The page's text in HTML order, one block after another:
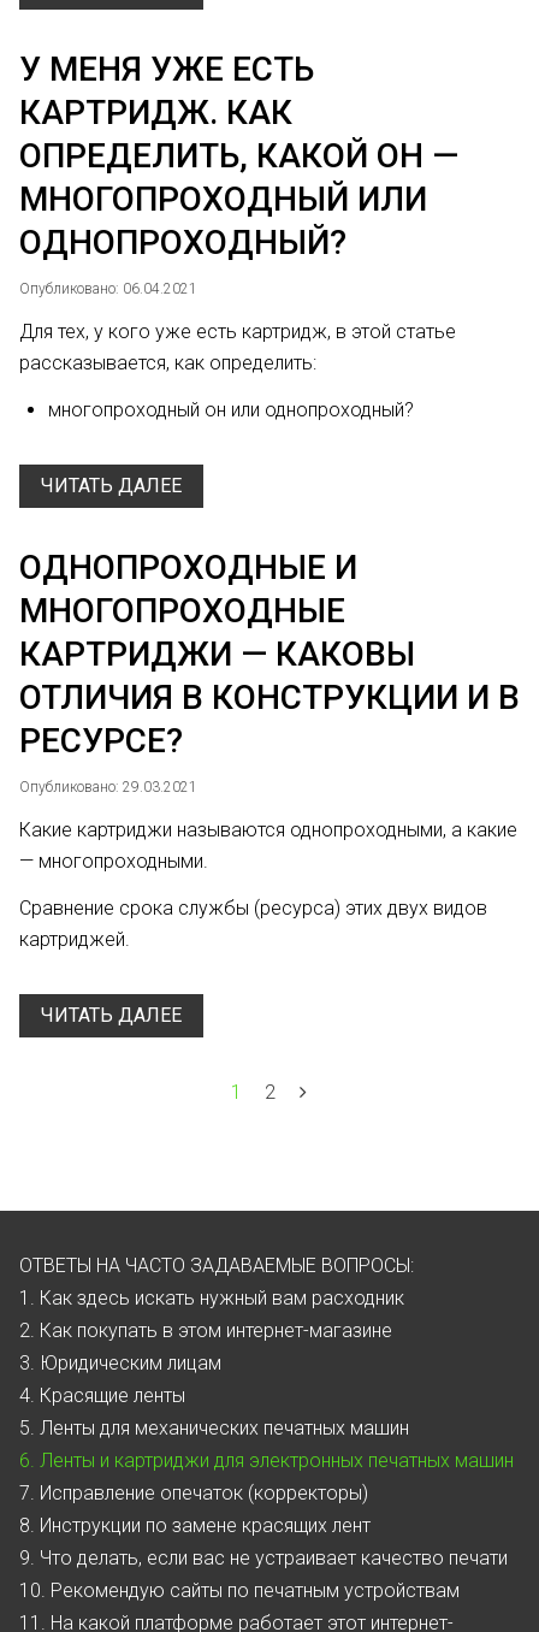
У МЕНЯ УЖЕ ЕСТЬ
КАРТРИДЖ. КАК
ОПРЕДЕЛИТЬ, КАКОЙ ОН —
МНОГОПРОХОДНЫЙ ИЛИ
ОДНОПРОХОДНЫЙ?
Опубликовано: 06.04.2021
Для тех, у кого уже есть картридж, в этой статье
рассказывается, как определить:
многопроходный он или однопроходный?
ЧИТАТЬ ДАЛЕЕ
ОДНОПРОХОДНЫЕ И
МНОГОПРОХОДНЫЕ
КАРТРИДЖИ — КАКОВЫ
ОТЛИЧИЯ В КОНСТРУКЦИИ И В
РЕСУРСЕ?
Опубликовано: 29.03.2021
Какие картриджи называются однопроходными, а какие
— многопроходными.
Сравнение срока службы (ресурса) этих двух видов
картриджей.
ЧИТАТЬ ДАЛЕЕ
1 2
ОТВЕТЫ НА ЧАСТО ЗАДАВАЕМЫЕ ВОПРОСЫ:
1. Как здесь искать нужный вам расходник
2. Как покупать в этом интернет-магазине
3. Юридическим лицам
4. Красящие ленты
5. Ленты для механических печатных машин
6. Ленты и картриджи для электронных печатных машин
7. Исправление опечаток (корректоры)
8. Инструкции по замене красящих лент
9. Что делать, если вас не устраивает качество печати
10. Рекомендую сайты по печатным устройствам
11. На какой платформе работает этот интернет-